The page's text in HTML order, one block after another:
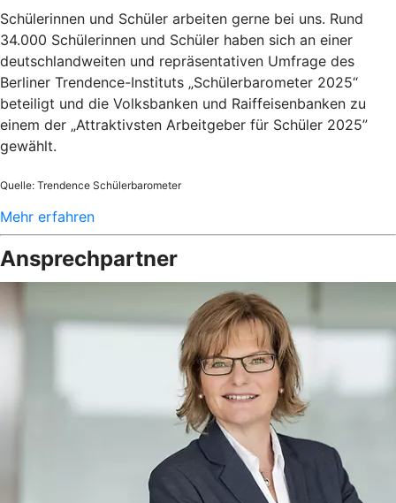
Schülerinnen und Schüler arbeiten gerne bei uns. Rund
34.000 Schülerinnen und Schüler haben sich an einer
deutschlandweiten und repräsentativen Umfrage des
Berliner Trendence-Instituts „Schülerbarometer 2025“
beteiligt und die Volksbanken und Raiffeisenbanken zu
einem der „Attraktivsten Arbeitgeber für Schüler 2025”
gewählt.
Quelle: Trendence Schülerbarometer
Mehr erfahren
Ansprechpartner